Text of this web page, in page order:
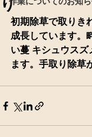
り
初期除草で取りき
成長しています。
い蔓 キシュウス
ます。手取り除草